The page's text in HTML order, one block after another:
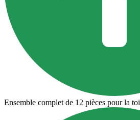
Ensemble complet de 12 pièces pour la